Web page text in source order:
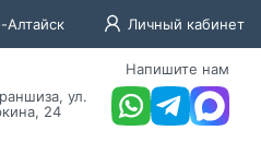
Алтайск Личный кабинет
ул.
24
Напишите нам